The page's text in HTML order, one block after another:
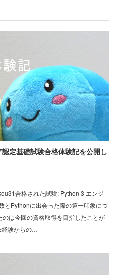
定基礎試験合格体験記を公開し
合格された試験: Python 3 エンジ
とPythonに出会った際の第一印象につ
は今回の資格取得を目指したことが
経験からの…